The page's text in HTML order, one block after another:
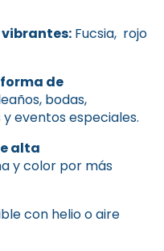
vibrantes: Fucsia, rojo
de
bodas,
eventos especiales.
alta
y color por más
con helio o aire